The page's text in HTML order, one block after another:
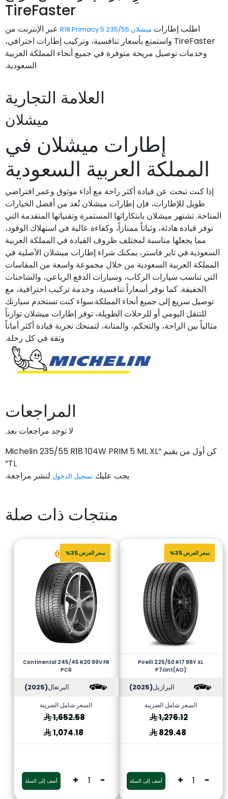
TireFaster
اطلب إطارات ميشلان 235/55 R18 Primacy 5
عبر الإنترنت من
TireFaster واستمتع بأسعار تنافسية، وتركيب إطارات احترافي،
وخدمات توصيل مريحة متوفرة في جميع أنحاء المملكة العربية
السعودية.
العلامة التجارية
ميشلان
إطارات ميشلان في
المملكة العربية السعودية
إذا كنت تبحث عن قيادة أكثر راحة مع أداء موثوق وعمر افتراضي
طويل للإطارات، فإن إطارات ميشلان تُعد من أفضل الخيارات
المتاحة. تشتهر ميشلان بابتكاراتها المستمرة وتقنياتها المتقدمة التي
توفر قيادة هادئة، وثباتاً ممتازاً، وكفاءة عالية في استهلاك الوقود،
مما يجعلها مناسبة لمختلف ظروف القيادة في المملكة العربية
السعودية.في تاير فاستر، يمكنك شراء إطارات ميشلان الأصلية في
المملكة العربية السعودية من خلال مجموعة واسعة من المقاسات
التي تناسب سيارات الركاب، وسيارات الدفع الرباعي، والشاحنات
الخفيفة. كما نوفر أسعاراً تنافسية، وخدمة تركيب احترافية، مع
توصيل سريع إلى جميع أنحاء المملكة.سواء كنت تستخدم سيارتك
للتنقل اليومي أو للرحلات الطويلة، توفر إطارات ميشلان توازناً
مثالياً بين الراحة، والتحكم، والمتانة، لتمنحك تجربة قيادة أكثر أماناً
وثقة في كل رحلة.
المراجعات
لا توجد مراجعات بعد.
كن أول من يقيم “Michelin 235/55 R18 104W PRIM 5 ML XL
TL”
يجب عليك تسجيل الدخول لنشر مراجعة.
منتجات ذات صلة
سعر العرض 35%
Pirelli 225/50 R17 98Y XL
P7cint(AO)
البرازيل(2025)
السعر شامل الضريبة
1,276.12
829.48
-
+ أضف إلى السلة
سعر العرض 35%
Continental 245/45 R20 99V FR
PC6
البرتغال(2025)
السعر شامل الضريبة
1,652.58
1,074.18
-
+ أضف إلى السلة